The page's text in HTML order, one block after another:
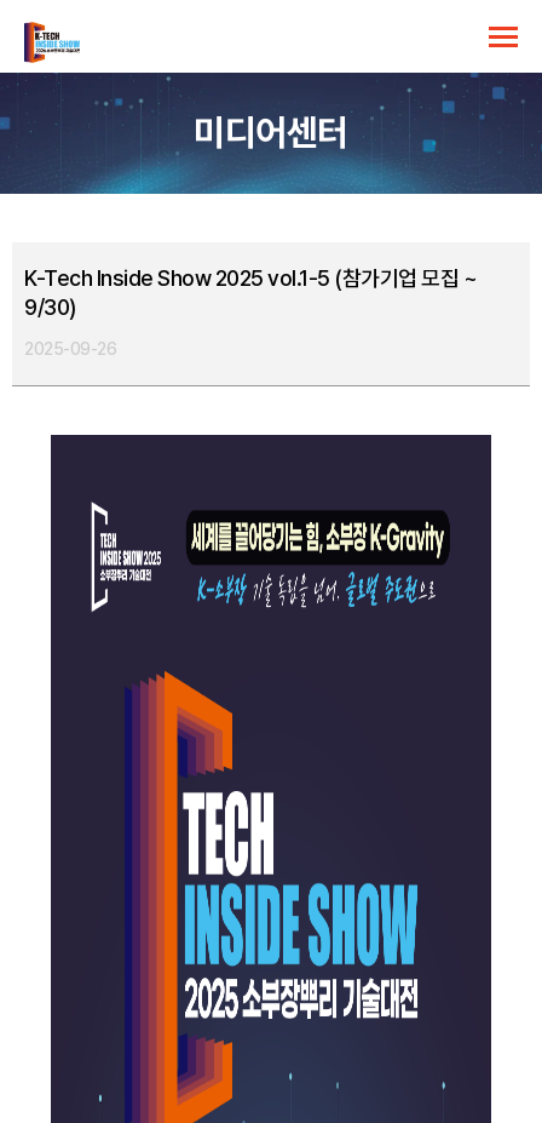
미디어센터
K-Tech Inside Show 2025 vol.1-5 (참가기업 모집 ~
9/30)
2025-09-26